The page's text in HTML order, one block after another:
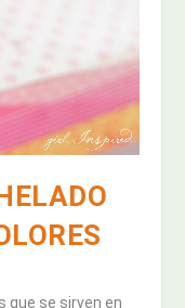
que se sirven en